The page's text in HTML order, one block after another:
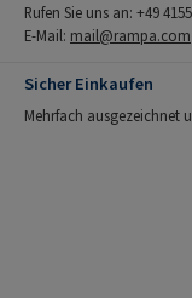
Rufen Sie uns an: +49
E-Mail: mail@rampa.com
Sicher Einkaufen
Mehrfach ausgezeichnet